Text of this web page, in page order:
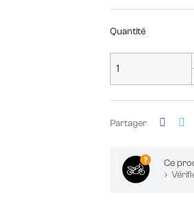
Quantité
Partager
Ce